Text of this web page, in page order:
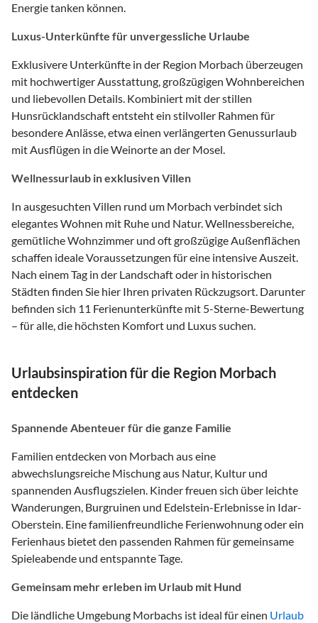
Energie tanken können.
Luxus-Unterkünfte für unvergessliche Urlaube
Exklusivere Unterkünfte in der Region Morbach überzeugen
mit hochwertiger Ausstattung, großzügigen Wohnbereichen
und liebevollen Details. Kombiniert mit der stillen
Hunsrücklandschaft entsteht ein stilvoller Rahmen für
besondere Anlässe, etwa einen verlängerten Genussurlaub
mit Ausflügen in die Weinorte an der Mosel.
Wellnessurlaub in exklusiven Villen
In ausgesuchten Villen rund um Morbach verbindet sich
elegantes Wohnen mit Ruhe und Natur. Wellnessbereiche,
gemütliche Wohnzimmer und oft großzügige Außenflächen
schaffen ideale Voraussetzungen für eine intensive Auszeit.
Nach einem Tag in der Landschaft oder in historischen
Städten finden Sie hier Ihren privaten Rückzugsort. Darunter
befinden sich 11 Ferienunterkünfte mit 5-Sterne-Bewertung
– für alle, die höchsten Komfort und Luxus suchen.
Urlaubsinspiration für die Region Morbach
entdecken
Spannende Abenteuer für die ganze Familie
Familien entdecken von Morbach aus eine
abwechslungsreiche Mischung aus Natur, Kultur und
spannenden Ausflugszielen. Kinder freuen sich über leichte
Wanderungen, Burgruinen und Edelstein-Erlebnisse in Idar-
Oberstein. Eine familienfreundliche Ferienwohnung oder ein
Ferienhaus bietet den passenden Rahmen für gemeinsame
Spieleabende und entspannte Tage.
Gemeinsam mehr erleben im Urlaub mit Hund
Die ländliche Umgebung Morbachs ist ideal für einen Urlaub